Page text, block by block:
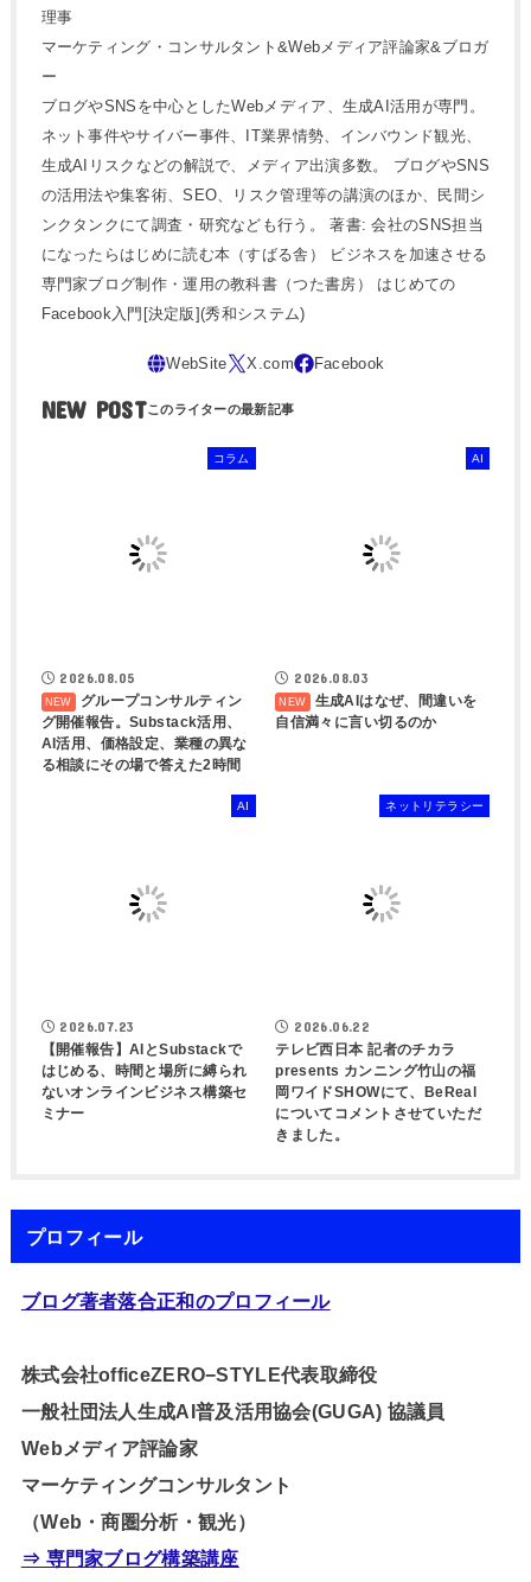
理事
マーケティング・コンサルタント&Webメディア評論家&ブロガ
ー
ブログやSNSを中心としたWebメディア、生成AI活用が専門。
ネット事件やサイバー事件、IT業界情勢、インバウンド観光、
生成AIリスクなどの解説で、メディア出演多数。 ブログやSNS
の活用法や集客術、SEO、リスク管理等の講演のほか、民間シ
ンクタンクにて調査・研究なども行う。 著書: 会社のSNS担当
になったらはじめに読む本（すばる舎） ビジネスを加速させる
専門家ブログ制作・運用の教科書（つた書房） はじめての
Facebook入門[決定版](秀和システム)
NEW POST
コラム
2026.08.05
グループコンサルティン
グ開催報告。Substack活用、
AI活用、価格設定、業種の異な
る相談にその場で答えた2時間
AI
2026.08.03
生成AIはなぜ、間違いを
自信満々に言い切るのか
AI
2026.07.23
【開催報告】AIとSubstackで
はじめる、時間と場所に縛られ
ないオンラインビジネス構築セ
ミナー
ネットリテラシー
2026.06.22
テレビ西日本 記者のチカラ
presents カンニング竹山の福
岡ワイドSHOWにて、BeReal
についてコメントさせていただ
きました。
プロフィール
ブログ著者落合正和のプロフィール
株式会社officeZERO−STYLE代表取締役
一般社団法人生成AI普及活用協会(GUGA) 協議員
Webメディア評論家
マーケティングコンサルタント
（Web・商圏分析・観光）
⇒ 専門家ブログ構築講座